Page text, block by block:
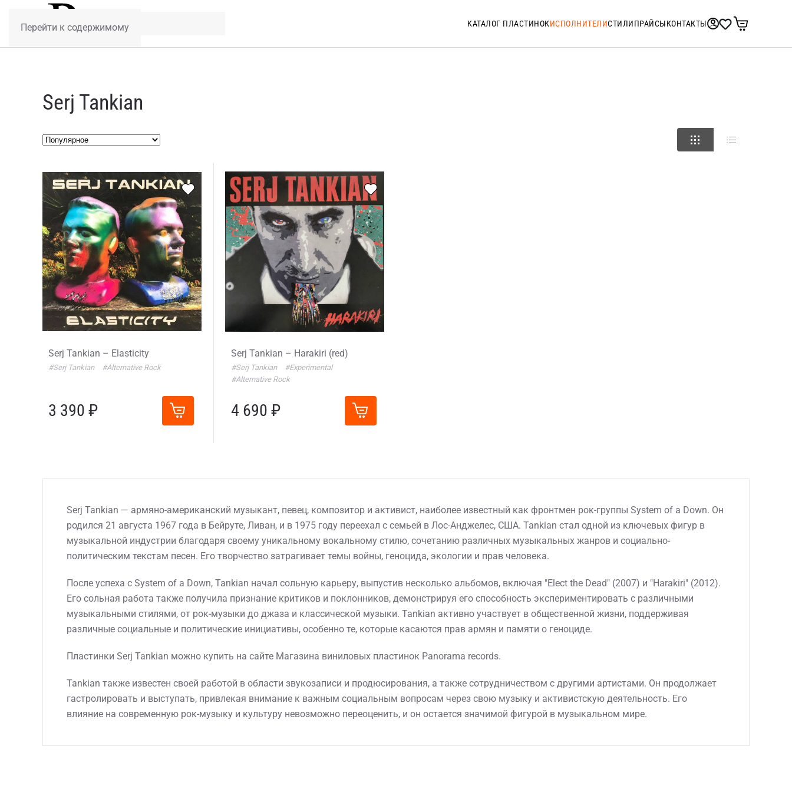
Перейти к содержимому КАТАЛОГ ПЛАСТИНОКИСПОЛНИТЕЛИСТИЛИПРАЙСЫКОНТАКТЫ
Serj Tankian
Serj Tankian – Elasticity
#Serj Tankian #Alternative Rock
3 390 ₽
Serj Tankian – Harakiri (red)
#Serj Tankian
#Experimental
#Alternative Rock
4 690 ₽
Serj Tankian — армяно-американский музыкант, певец, композитор и активист, наиболее известный как фронтмен рок-группы System of a Down. Он
родился 21 августа 1967 года в Бейруте, Ливан, и в 1975 году переехал с семьей в Лос-Анджелес, США. Tankian стал одной из ключевых фигур в
музыкальной индустрии благодаря своему уникальному вокальному стилю, сочетанию различных музыкальных жанров и социально-
политическим текстам песен. Его творчество затрагивает темы войны, геноцида, экологии и прав человека.
После успеха с System of a Down, Tankian начал сольную карьеру, выпустив несколько альбомов, включая "Elect the Dead" (2007) и "Harakiri" (2012).
Его сольная работа также получила признание критиков и поклонников, демонстрируя его способность экспериментировать с различными
музыкальными стилями, от рок-музыки до джаза и классической музыки. Tankian активно участвует в общественной жизни, поддерживая
различные социальные и политические инициативы, особенно те, которые касаются прав армян и памяти о геноциде.
Пластинки Serj Tankian можно купить на сайте Магазина виниловых пластинок Panorama records.
Tankian также известен своей работой в области звукозаписи и продюсирования, а также сотрудничеством с другими артистами. Он продолжает
гастролировать и выступать, привлекая внимание к важным социальным вопросам через свою музыку и активистскую деятельность. Его
влияние на современную рок-музыку и культуру невозможно переоценить, и он остается значимой фигурой в музыкальном мире.